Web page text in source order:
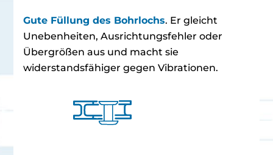
Gute Füllung des Bohrlochs. Er gleicht
Unebenheiten, Ausrichtungsfehler oder
Übergrößen aus und macht sie
widerstandsfähiger gegen Vibrationen.